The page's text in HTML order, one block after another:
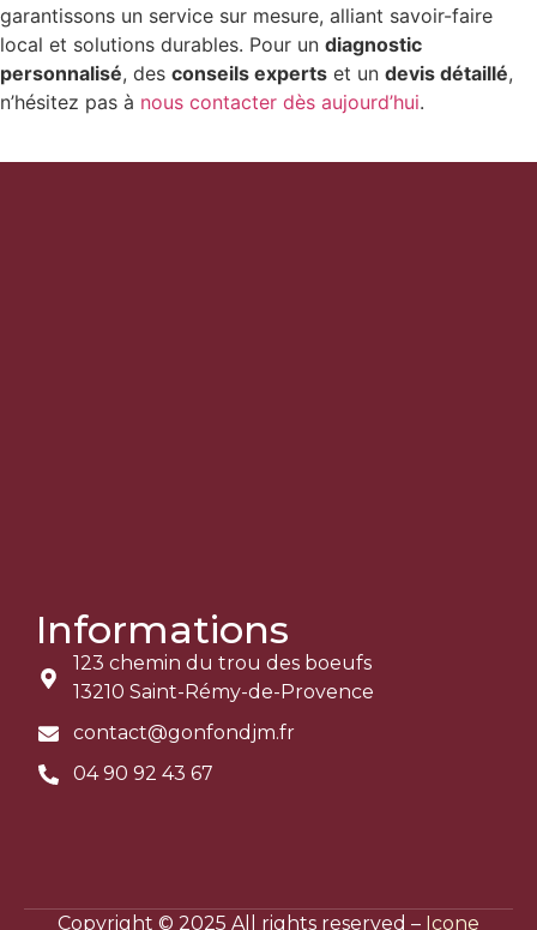
garantissons un service sur mesure, alliant savoir-faire
local et solutions durables. Pour un diagnostic
personnalisé, des conseils experts et un devis détaillé,
n’hésitez pas à nous contacter dès aujourd’hui.
Informations
123 chemin du trou des boeufs
13210 Saint-Rémy-de-Provence
contact@gonfondjm.fr
04 90 92 43 67
Copyright © 2025 All rights reserved – Icone